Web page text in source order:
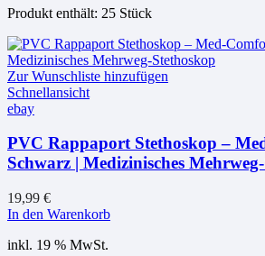
Produkt enthält: 25 Stück
Zur Wunschliste hinzufügen
Schnellansicht
ebay
PVC Rappaport Stethoskop –
Schwarz | Medizinisches
19,99 €
In den Warenkorb
inkl. 19 % MwSt.